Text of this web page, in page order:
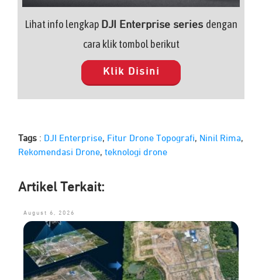
Lihat info lengkap DJI Enterprise series dengan
cara klik tombol berikut
Klik Disini
Tags : DJI Enterprise, Fitur Drone Topografi, Ninil Rima,
Rekomendasi Drone, teknologi drone
Artikel Terkait:
August 6, 2026